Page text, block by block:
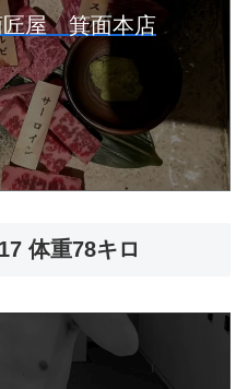
屋 箕面本店
体重78キロ